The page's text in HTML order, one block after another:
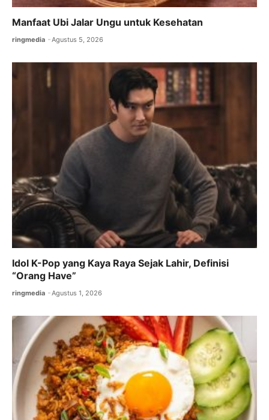
Manfaat Ubi Jalar Ungu untuk Kesehatan
ringmedia Agustus 5, 2026
Idol K-Pop yang Kaya Raya Sejak Lahir, Definisi
“Orang Have”
ringmedia Agustus 1, 2026